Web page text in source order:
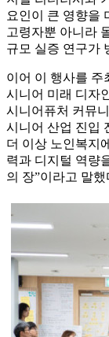
요인이 큰 영향을
고령자뿐 아니라
규모 실증 연구가
이어 이 행사를 주
시니어 미래 디자
시니어퓨처 커뮤
시니어 산업 진입
더 이상 노인복지
력과 디지털 역량
의 장”이라고 말했